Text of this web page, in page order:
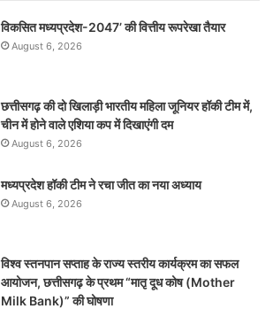
विकसित मध्यप्रदेश-2047’ की वित्तीय रूपरेखा तैयार
August 6, 2026
छत्तीसगढ़ की दो खिलाड़ी भारतीय महिला जूनियर हॉकी टीम में,
चीन में होने वाले एशिया कप में दिखाएंगी दम
August 6, 2026
मध्यप्रदेश हॉकी टीम ने रचा जीत का नया अध्याय
August 6, 2026
विश्व स्तनपान सप्ताह के राज्य स्तरीय कार्यक्रम का सफल
आयोजन, छत्तीसगढ़ के प्रथम “मातृ दूध कोष (Mother
Milk Bank)” की घोषणा